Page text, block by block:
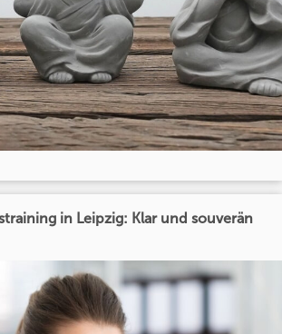
in Leipzig: Klar und souverän